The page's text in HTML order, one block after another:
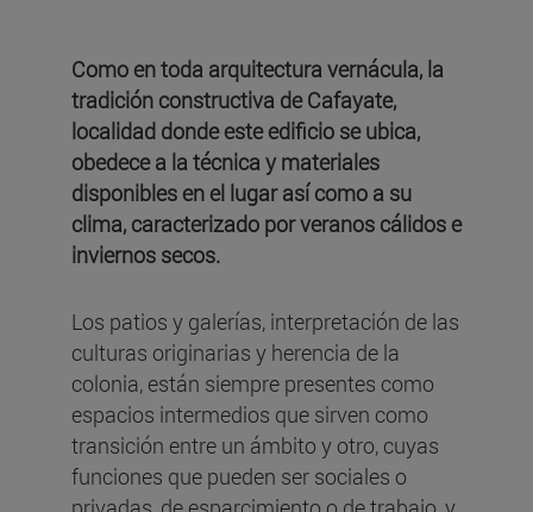
Como en toda arquitectura vernácula, la
tradición constructiva de Cafayate,
localidad donde este edificio se ubica,
obedece a la técnica y materiales
disponibles en el lugar así como a su
clima, caracterizado por veranos cálidos e
inviernos secos.
Los patios y galerías, interpretación de las
culturas originarias y herencia de la
colonia, están siempre presentes como
espacios intermedios que sirven como
transición entre un ámbito y otro, cuyas
funciones que pueden ser sociales o